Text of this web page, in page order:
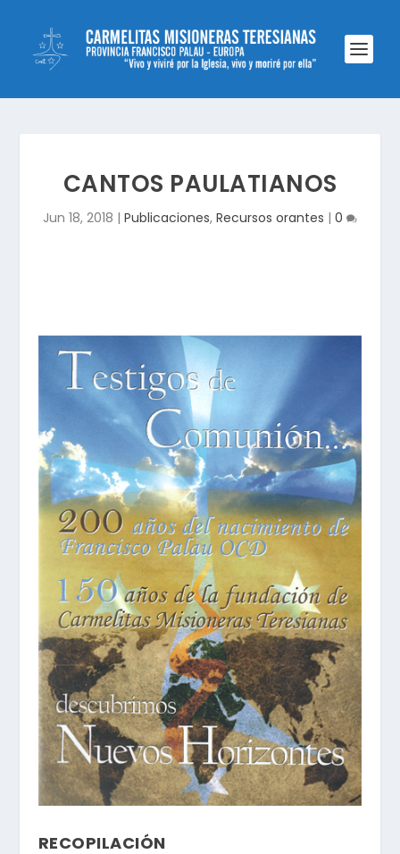
CANTOS PAULATIANOS
Jun 18, 2018 | Publicaciones, Recursos orantes | 0
RECOPILACIÓN